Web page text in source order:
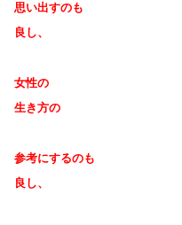
思い出すのも
良し、
女性の
生き方の
参考にするのも
良し、